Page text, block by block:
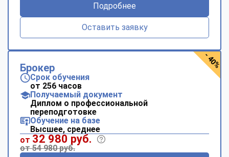
Подробнее
Оставить заявку
Брокер
Срок обучения
от 256 часов
Получаемый документ
Диплом о профессиональной
переподготовке
Обучение на базе
Высшее, среднее
от 32 980 руб.
от 54 980 руб.
- 40%